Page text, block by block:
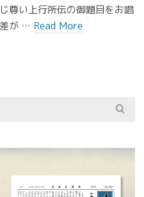
尊い上行所伝の御題目をお唱
が … Read More